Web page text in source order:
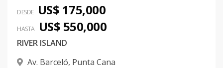
DESDE US$ 175,000
HASTA US$ 550,000
RIVER ISLAND
Av. Barceló, Punta Cana